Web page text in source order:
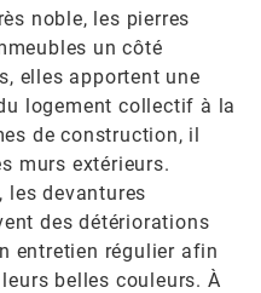
noble, les pierres
un côté
elles apportent une
logement collectif à la
de construction, il
murs extérieurs.
les devantures
des détériorations
entretien régulier afin
belles couleurs. À